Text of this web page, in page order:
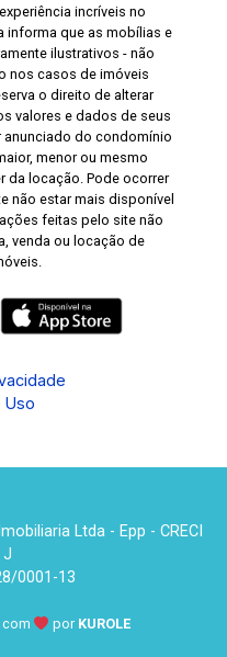
incríveis no
informa que as mobílias e
ilustrativos - não
nos casos de imóveis
o direito de alterar
valores e dados de seus
anunciado do condomínio
menor ou mesmo
da locação. Pode ocorrer
não estar mais disponível
feitas pelo site não
venda ou locação de
Uso
Ltda - Epp - CRECI
J
0001-13
por KUROLE